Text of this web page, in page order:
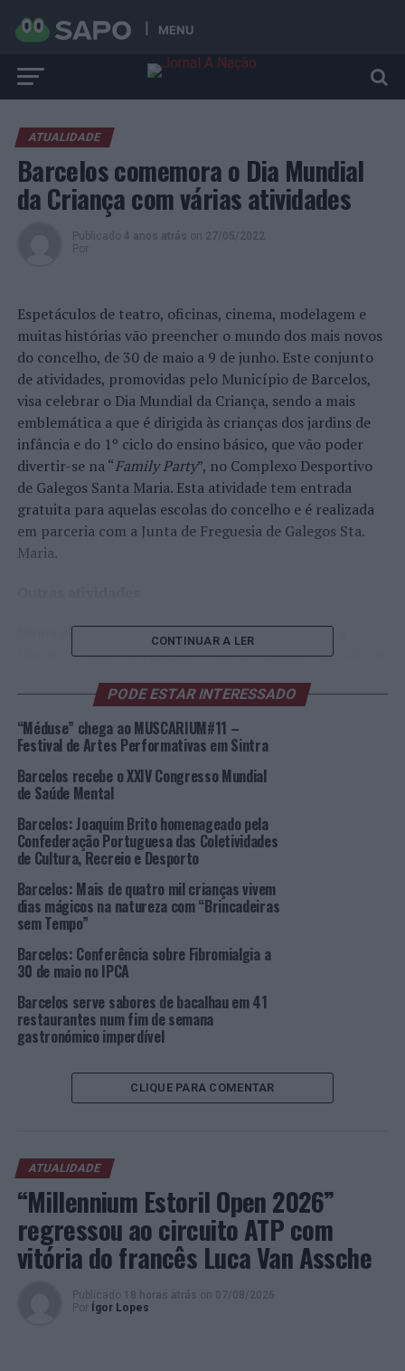
MENU
ATUALIDADE
Barcelos comemora o Dia Mundial
da Criança com várias atividades
Publicado 4 anos atrás on 27/05/2022
Por
Espetáculos de teatro, oficinas, cinema, modelagem e
muitas histórias vão preencher o mundo dos mais novos
do concelho, de 30 de maio a 9 de junho. Este conjunto
de atividades, promovidas pelo Município de Barcelos,
visa celebrar o Dia Mundial da Criança, sendo a mais
emblemática a que é dirigida às crianças dos jardins de
infância e do 1º ciclo do ensino básico, que vão poder
divertir-se na “Family Party”, no Complexo Desportivo
de Galegos Santa Maria. Esta atividade tem entrada
gratuita para aquelas escolas do concelho e é realizada
em parceria com a Junta de Freguesia de Galegos Sta.
Maria.
Numa divertida aventura ao mundo das crianças, a
Câmara de Barcelos preparou um programa especial que
para que crianças, escolas e famílias possam participar.
Assim, no dia 1 de junho, com ponto de encontro no
Museu de Olaria, decorre, no Centro Histórico, a
alunos do 2º e 3º ciclos do Ensino Básico. Ainda no
Museu, acontece “Olha a Cascatinha”, uma oficina com o
barrista Nelson Oliveira, destinada aos alunos do 1º ciclo
e ensino básico do concelho.
A programação continua na Biblioteca Municipal com
sessão de cinema e oficina “Orobotresponde aos
direitos das crianças”. Já no Theatro Gil Vicente, as
crianças podem assistir a duas peças: ”aBraços” e “Tudo
era Verde”.
Por seu lado, a Galeria Municipal de Arte, no âmbito da
exposição patente “Camiños
de desenhos alusivos ao Caminho Português de Santiago.
barcelos.pt,arqueologia@cm-barcelos.pt
galeriamunicipalarte@cm-barcelos.pt
e
servicoeducativotgv@cm-barcelos.pt .
Imagem: CMB.
TÓPICOS RELACIONADOS:
CONTINUAR A LER
PODE ESTAR INTERESSADO
“Méduse” chega ao MUSCARIUM#11 –
Festival de Artes Performativas em Sintra
Barcelos recebe o XXIV Congresso Mundial
de Saúde Mental
Barcelos: Joaquim Brito homenageado pela
Confederação Portuguesa das Coletividades
de Cultura, Recreio e Desporto
Barcelos: Mais de quatro mil crianças vivem
dias mágicos na natureza com “Brincadeiras
sem Tempo”
Barcelos: Conferência sobre Fibromialgia a
30 de maio no IPCA
Barcelos serve sabores de bacalhau em 41
restaurantes num fim de semana
gastronómico imperdível
CLIQUE PARA COMENTAR
ATUALIDADE
“Millennium Estoril Open 2026”
regressou ao circuito ATP com
vitória do francês Luca Van Assche
Publicado 18 horas atrás on 07/08/2026
Por
Ígor Lopes